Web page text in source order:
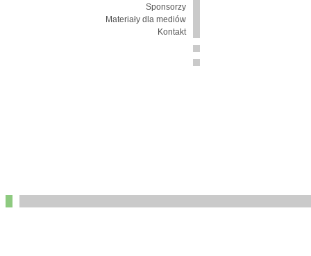
Sponsorzy
Materiały dla mediów
Kontakt